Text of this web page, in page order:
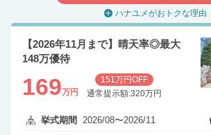
ハナユメがおトクな理由
【2026年11月まで】晴天率◎最大
148万優待
169万円
151万円OFF
通常提示額:320万円
挙式期間 2026/08〜2026/11